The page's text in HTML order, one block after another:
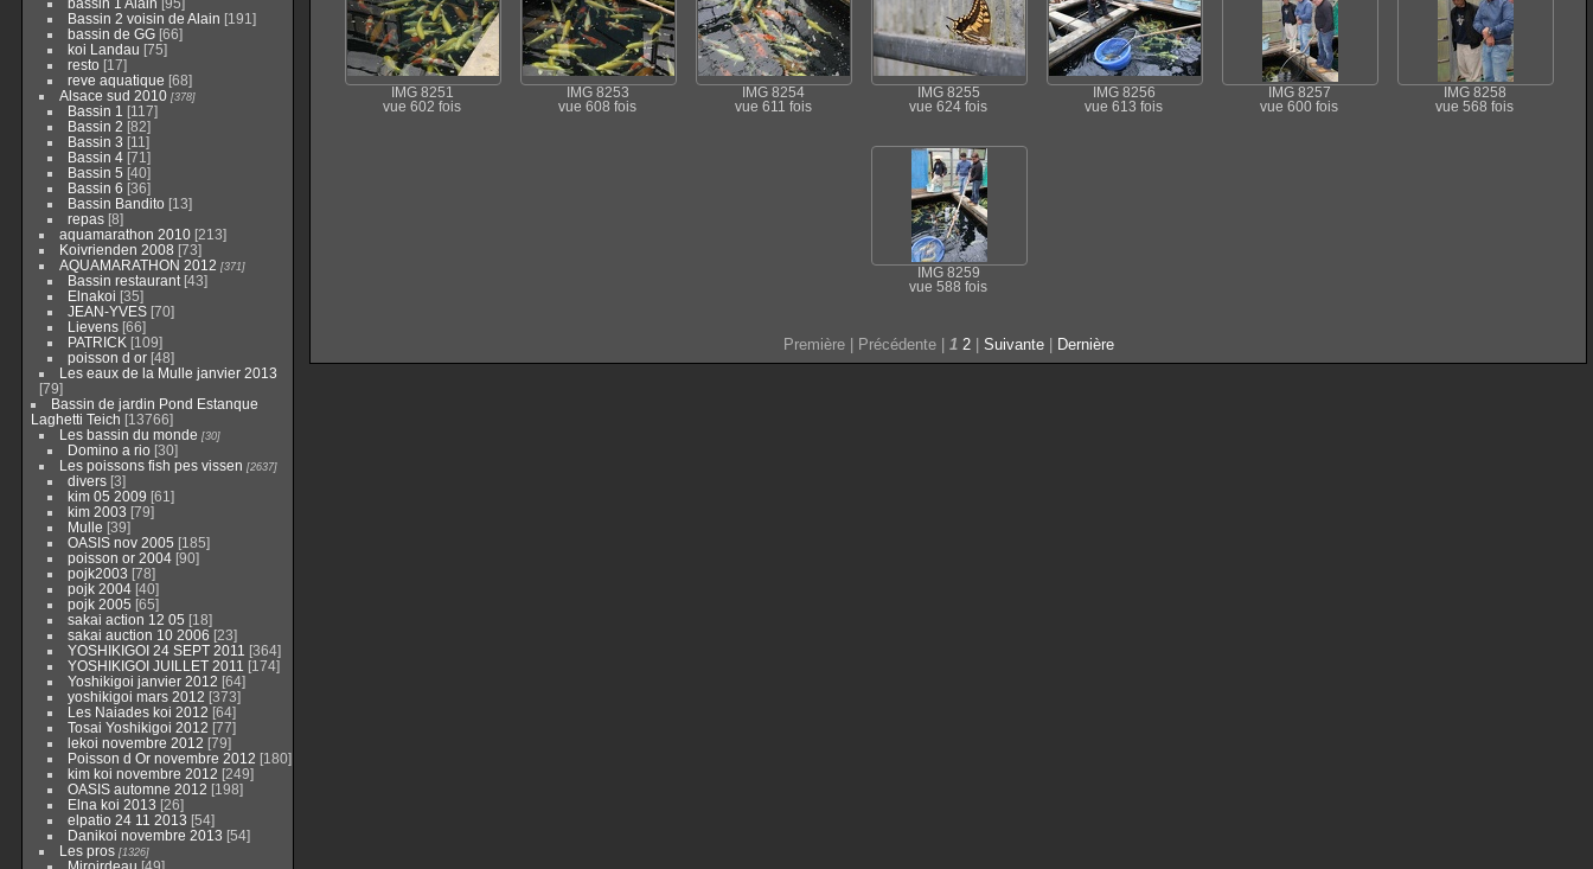
Bassin 2 voisin de Alain [191]
bassin de GG [66]
koi Landau [75]
resto [17]
reve aquatique [68]
Alsace sud 2010 [378]
Bassin 1 [117]
Bassin 2 [82]
Bassin 3 [11]
Bassin 4 [71]
Bassin 5 [40]
Bassin 6 [36]
Bassin Bandito [13]
repas [8]
aquamarathon 2010 [213]
Koivrienden 2008 [73]
AQUAMARATHON 2012 [371]
Bassin restaurant [43]
Elnakoi [35]
JEAN-YVES [70]
Lievens [66]
PATRICK [109]
poisson d or [48]
Les eaux de la Mulle janvier 2013
[79]
Bassin de jardin Pond Estanque
Laghetti Teich [13766]
Les bassin du monde [30]
Domino a rio [30]
Les poissons fish pes vissen [2637]
divers [3]
kim 05 2009 [61]
kim 2003 [79]
Mulle [39]
OASIS nov 2005 [185]
poisson or 2004 [90]
pojk2003 [78]
pojk 2004 [40]
pojk 2005 [65]
sakai action 12 05 [18]
sakai auction 10 2006 [23]
YOSHIKIGOI 24 SEPT 2011 [364]
YOSHIKIGOI JUILLET 2011 [174]
Yoshikigoi janvier 2012 [64]
yoshikigoi mars 2012 [373]
Les Naiades koi 2012 [64]
Tosai Yoshikigoi 2012 [77]
lekoi novembre 2012 [79]
Poisson d Or novembre 2012 [180]
kim koi novembre 2012 [249]
OASIS automne 2012 [198]
Elna koi 2013 [26]
elpatio 24 11 2013 [54]
Danikoi novembre 2013 [54]
Les pros [1326]
IMG 8251
vue 602 fois
IMG 8253
vue 608 fois
IMG 8254
vue 611 fois
IMG 8255
vue 624 fois
IMG 8256
vue 613 fois
IMG 8257
vue 600 fois
IMG 8258
vue 568 fois
IMG 8259
vue 588 fois
Première | Précédente | 1 2| Suivante| Dernière